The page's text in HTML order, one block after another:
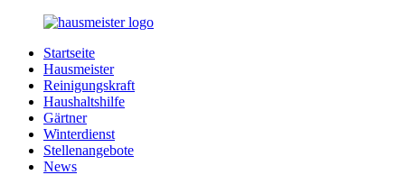
Zurück
Inhalt
Hausmeister.de
Alles
rund
Ihren
Haushalt
Startseite
Hausmeister
Reinigungskraft
Haushaltshilfe
Gärtner
Winterdienst
Stellenangebote
News